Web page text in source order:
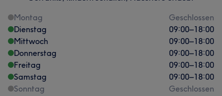
Montag
Geschlossen
Dienstag
09:00–18:00
Mittwoch
09:00–18:00
Donnerstag
09:00–18:00
Freitag
09:00–18:00
Samstag
09:00–18:00
Sonntag
Geschlossen